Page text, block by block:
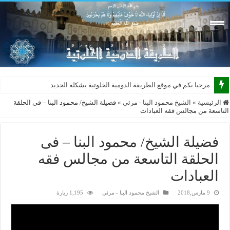
مرحبا بكم في موقع الطريقة الدومية الخلوتية بشكله الجديد 2015
الرئيسية » الشيخ محمود البنا - مرئي » فضيلة الشيخ/ محمود البنا – فى الحلقة
التاسعة من مجالس فقه العبادات
فضيلة الشيخ/ محمود البنا – فى
الحلقة التاسعة من مجالس فقه
العبادات
9 مارس,2018 الشيخ محمود البنا - مرئي 1,195 زيارة